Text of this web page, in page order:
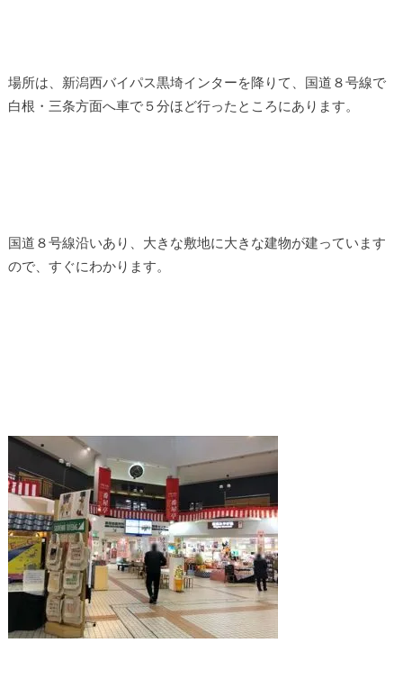
場所は、新潟西バイパス黒埼インターを降りて、国道８号線で
白根・三条方面へ車で５分ほど行ったところにあります。
国道８号線沿いあり、大きな敷地に大きな建物が建っています
ので、すぐにわかります。